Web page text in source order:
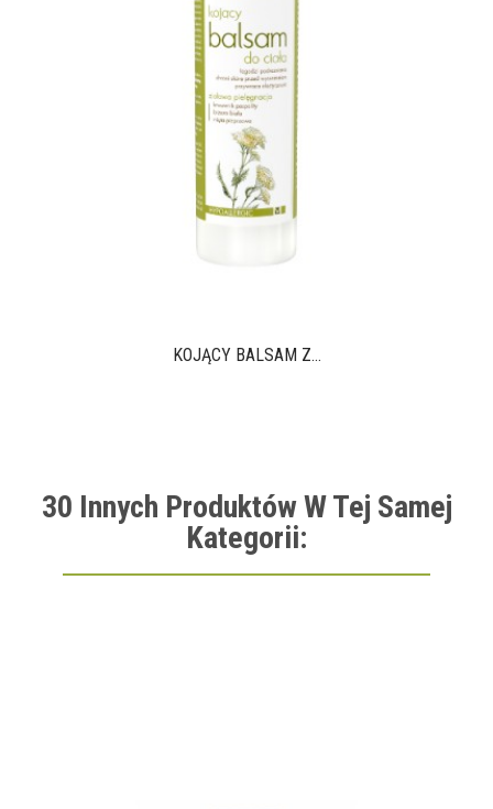
KOJĄCY BALSAM Z...
30 Innych Produktów W Tej Samej
Kategorii: